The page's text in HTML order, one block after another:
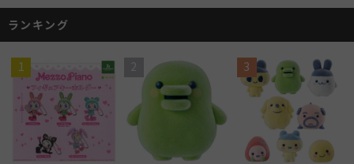
ランキング
1 2 3